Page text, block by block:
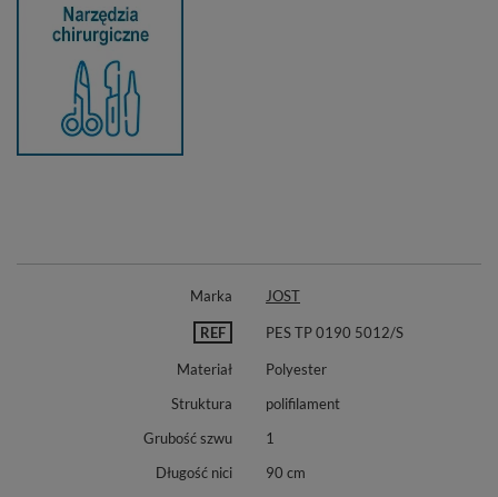
Marka JOST
REF PES TP 0190 5012/S
Materiał
Polyester
Struktura
polifilament
Grubość szwu
1
Długość nici
90 cm